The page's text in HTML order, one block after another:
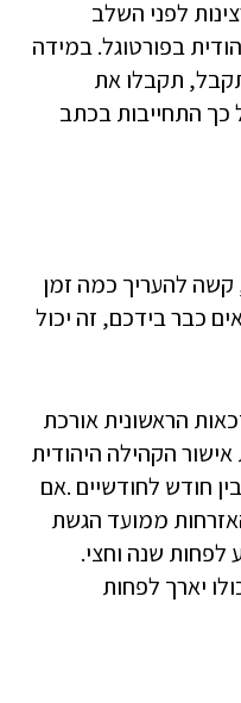
לפני השלב
בפורטוגל. במידה
תקבלו את
כך התחייבות בכתב
להעריך כמה זמן
כבר בידכם, זה יכול
הראשונית אורכת
אישור הקהילה היהודית
חודש לחודשיים .אם
ממועד הגשת
שנה וחצי.
יארך לפחות